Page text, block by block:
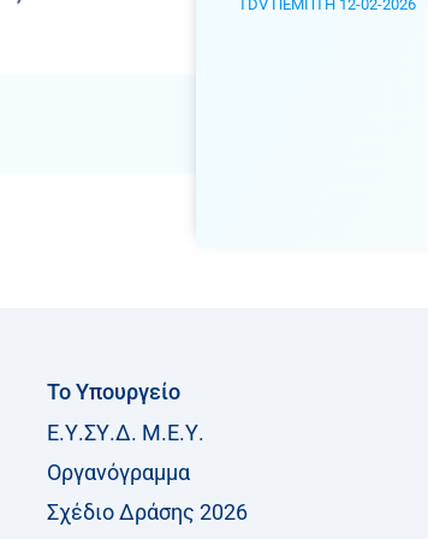
TDV ΠΕΜΠΤΗ 12-02-2026
Το Υπουργείο
Ε.Υ.ΣΥ.Δ. Μ.Ε.Υ.
Οργανόγραμμα
Σχέδιο Δράσης 2026